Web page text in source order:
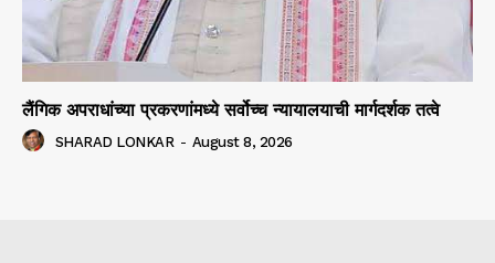
लैंगिक अपराधांच्या प्रकरणांमध्ये सर्वोच्च न्यायालयाची मार्गदर्शक तत्वे
SHARAD LONKAR - August 8, 2026